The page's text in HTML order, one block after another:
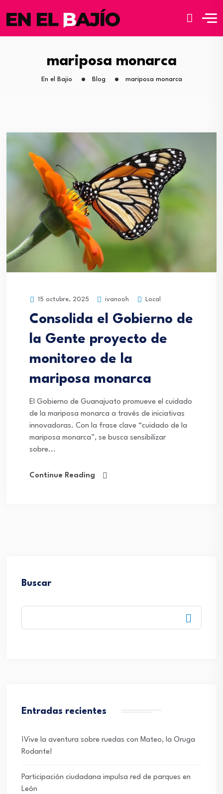
mariposa monarca
En el Bajio Blog mariposa monarca
15 octubre, 2025 ivanooh Local
Consolida el Gobierno de
la Gente proyecto de
monitoreo de la
mariposa monarca
El Gobierno de Guanajuato promueve el cuidado
de la mariposa monarca a través de iniciativas
innovadoras. Con la frase clave “cuidado de la
mariposa monarca”, se busca sensibilizar
sobre...
Continue Reading
Buscar
Entradas recientes
¡Vive la aventura sobre ruedas con Mateo, la Oruga
Rodante!
Participación ciudadana impulsa red de parques en
León